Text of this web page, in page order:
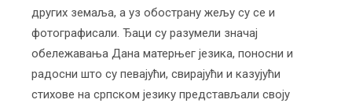
других земаља, а уз обострану жељу су се и
фотографисали. Ђаци су разумели значај
обележавања Дана матерњег језика, поносни и
радосни што су певајући, свирајући и казујући
стихове на српском језику представљали своју